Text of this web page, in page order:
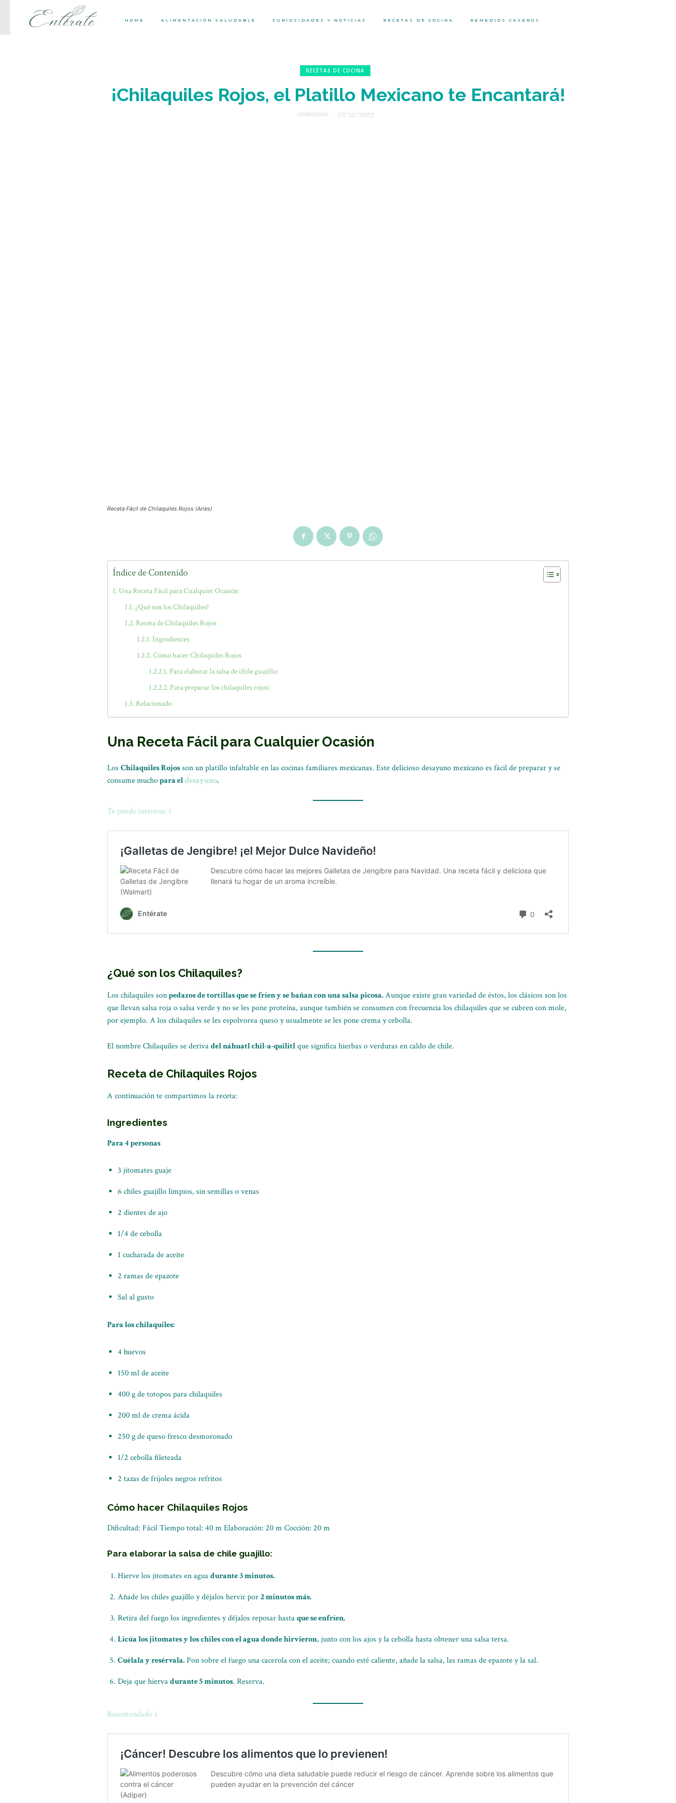
HOME ALIMENTACIÓN SALUDABLE CURIOSIDADES Y NOTICIAS RECETAS DE COCINA REMEDIOS CASEROS
RECETAS DE COCINA
¡Chilaquiles Rojos, el Platillo Mexicano te Encantará!
redacción 07/12/2023
Receta Fácil de Chilaquiles Rojos (Aries)
Índice de Contenido
Una Receta Fácil para Cualquier Ocasión
¿Qué son los Chilaquiles?
Receta de Chilaquiles Rojos
Ingredientes
Cómo hacer Chilaquiles Rojos
Para elaborar la salsa de chile guajillo:
Para preparar los chilaquiles rojos:
Relacionado
Una Receta Fácil para Cualquier Ocasión
Los Chilaquiles Rojosson un platillo infaltable en las cocinas familiares mexicanas. Este delicioso desayuno mexicano es fácil de preparar y se
consumemuchopara eldesayuno.
Te puede interesar ↓
¿Qué son los Chilaquiles?
Los chilaquiles sonpedazos de tortillas que se fríen y se bañan con una salsa picosa.Aunque existe gran variedad de éstos, los clásicos son los
que llevan salsa roja o salsa verde y no se les pone proteína, aunque también se consumen con frecuencia los chilaquiles que se cubren con mole,
por ejemplo. A los chilaquiles se les espolvorea queso y usualmente se les pone crema y cebolla.
El nombre Chilaquiles se derivadel náhuatl chil-a-quilitlque significa hierbas o verduras en caldo de chile.
Receta de Chilaquiles Rojos
A continuación te compartimos la receta:
Ingredientes
Para 4 personas
3 jitomates guaje
6 chiles guajillo limpios, sin semillas o venas
2 dientes de ajo
1/4 de cebolla
1 cucharada de aceite
2 ramas de epazote
Sal al gusto
Para los chilaquiles:
4 huevos
150 ml de aceite
400 g de totopos para chilaquiles
200 ml de crema ácida
250 g de queso fresco desmoronado
1/2 cebolla fileteada
2 tazas de frijoles negros refritos
Cómo hacer Chilaquiles Rojos
Dificultad: Fácil Tiempo total: 40 m Elaboración: 20 m Cocción: 20 m
Para elaborar la salsa de chile guajillo:
Hierve los jitomates en aguadurante 3 minutos.
Añade los chiles guajillo y déjalos hervir por2 minutos más.
Retira del fuego los ingredientes y déjalos reposar hastaque se enfríen.
Licúa los jitomates y los chiles con el agua donde hirvieron, junto con los ajos y la cebolla hasta obtener una salsa tersa.
Cuélala y resérvala.Pon sobre el fuego una cacerola con el aceite; cuando esté caliente, añade la salsa, las ramas de epazote y la sal.
Deja que hiervadurante 5 minutos. Reserva.
Recomendado ↓